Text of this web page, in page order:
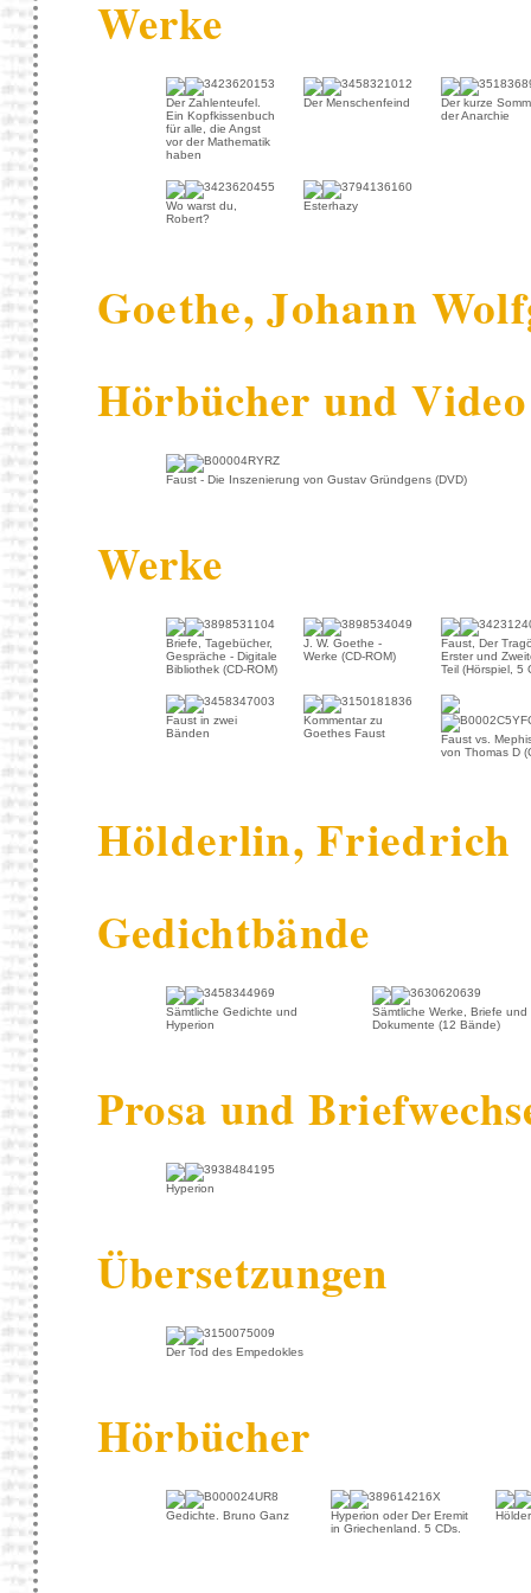
Werke
Der Zahlenteufel.
Ein Kopfkissenbuch
für alle, die Angst
vor der Mathematik
haben
Der Menschenfeind
Der kurze
der Anarchie
Wo warst du,
Robert?
Esterhazy
Goethe, Johann
Hörbücher und Video
Faust - Die Inszenierung von Gustav Gründgens (DVD)
Werke
Briefe, Tagebücher,
Gespräche - Digitale
Bibliothek (CD-ROM)
J. W. Goethe -
Werke (CD-ROM)
Faust, Der
Erster und
Teil (Hörspiel, 5
Faust in zwei
Bänden
Kommentar zu
Goethes Faust
Faust vs.
von Thomas D
Hölderlin, Friedrich
Gedichtbände
Sämtliche Gedichte und
Hyperion
Sämtliche Werke, Briefe und
Dokumente (12 Bände)
Prosa und
Hyperion
Übersetzungen
Der Tod des Empedokles
Hörbücher
Gedichte. Bruno Ganz
Hyperion oder Der Eremit
in Griechenland. 5 CDs.